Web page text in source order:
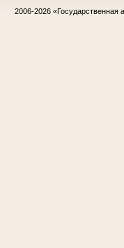
2006-2026 «Государственная